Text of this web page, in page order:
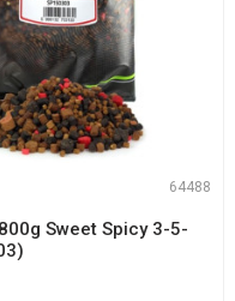
64488
Sweet Spicy 3-5-